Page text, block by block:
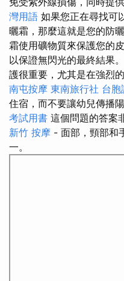
灣用語 如果您正在尋找可
曬霜，那麼這就是您的防
霜使用礦物質來保護您的
以保證無閃光的最終結果
護很重要，尤其是在強烈
南屯按摩 東南旅行社 台胞
住宿，而不要讓幼兒傳播
考試用書 這個問題的答案
新竹 按摩 - 面部，頸部和
一。